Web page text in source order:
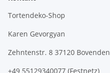
Tortendeko-Shop
Karen Gevorgyan
Zehntenstr. 8 37120 Bovenden
+49 55129340077 (Festnetz)